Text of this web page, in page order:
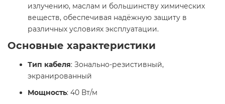
излучению, маслам и большинству химических
веществ, обеспечивая надёжную защиту в
различных условиях эксплуатации.
Основные характеристики
Тип кабеля: Зонально-резистивный,
экранированный
Мощность: 40 Вт/м